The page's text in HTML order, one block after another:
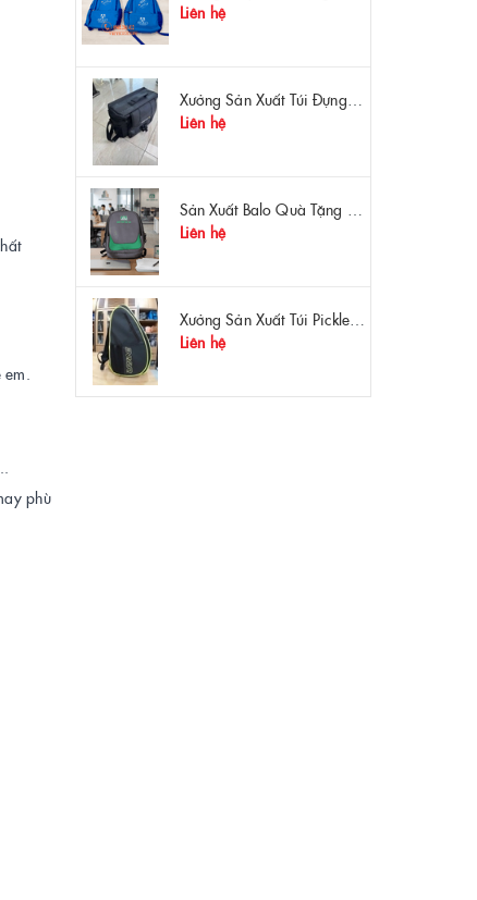
phù
Liên hệ
Xưởng Sản Xuất Túi Đựng Máy Đo OTDR Chất Lượng – Chống Va Đập, Giá Tận Xưởng
Liên hệ
Sản Xuất Balo Quà Tặng Dược Phẩm Hoa Linh - Giá Gốc Tại Xưởng
Liên hệ
Xưởng Sản Xuất Túi Pickleball Theo Yêu Cầu – Chất Lượng, Bền Bỉ, Thiết Kế Độc Quyền
Liên hệ